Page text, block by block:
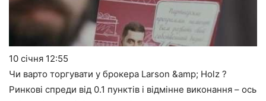
10 січня 12:55
Чи варто торгувати у брокера Larson &amp; Holz ?
Ринкові спреди від 0.1 пунктів і відмінне виконання – ось